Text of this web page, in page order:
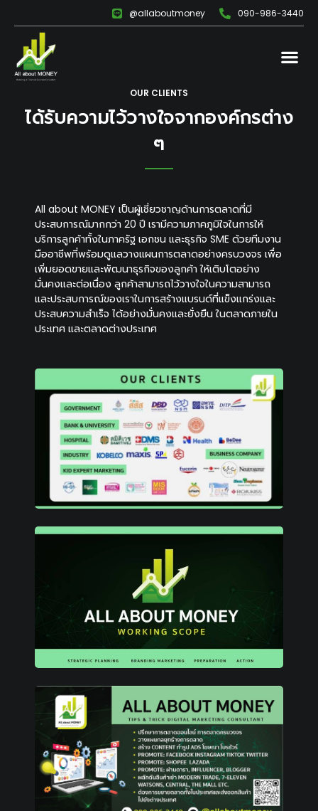
@allaboutmoney 090-986-3440
OUR CLIENTS
ได้รับความไว้วางใจจากองค์กรต่าง
ๆ
All about MONEY เป็นผู้เชี่ยวชาญด้านการตลาดที่มี
ประสบการณ์มากกว่า 20 ปี เรามีความภาคภูมิใจในการให้
บริการลูกค้าทั้งในภาครัฐ เอกชน และธุรกิจ SME ด้วยทีมงาน
มืออาชีพที่พร้อมดูแลวางแผนการตลาดอย่างครบวงจร เพื่อ
เพิ่มยอดขายและพัฒนาธุรกิจของลูกค้า ให้เติบโตอย่าง
มั่นคงและต่อเนื่อง ลูกค้าสามารถไว้วางใจในความสามารถ
และประสบการณ์ของเราในการสร้างแบรนด์ที่แข็งแกร่งและ
ประสบความสำเร็จ ได้อย่างมั่นคงและยั่งยืน ในตลาดภายใน
ประเทศ และตลาดต่างประเทศ